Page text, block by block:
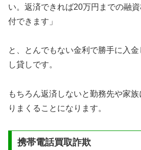
い。返済できれば20万円までの融
付できます」
と、とんでもない金利で勝手に入
し貸しです。
もちろん返済しないと勤務先や家
りまくることになります。
携帯電話買取詐欺